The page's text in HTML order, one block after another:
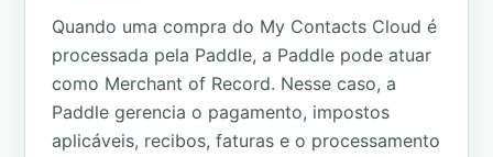
Quando uma compra do My Contacts Cloud é
processada pela Paddle, a Paddle pode atuar
como Merchant of Record. Nesse caso, a
Paddle gerencia o pagamento, impostos
aplicáveis, recibos, faturas e o processamento